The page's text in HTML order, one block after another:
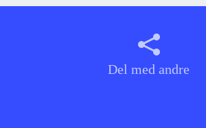
Del med andre